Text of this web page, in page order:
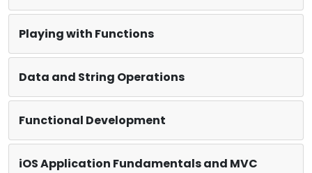
Playing with Functions
Data and String Operations
Functional Development
iOS Application Fundamentals and MVC